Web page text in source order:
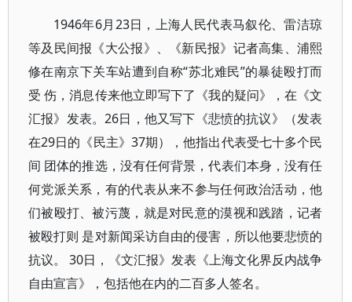
1946年6月23日，上海人民代表马叙伦、雷洁琼
等及民间报《大公报》、《新民报》记者高集、浦熙
修在南京下关车站遭到自称“苏北难民”的暴徒殴打而
受 伤，消息传来他立即写下了《我的疑问》，在《文
汇报》发表。26日，他又写下《悲愤的抗议》（发表
在29日的《民主》37期），他指出代表受七十多个民
间 团体的推选，没有任何背景，代表们本身，没有任
何党派关系，有的代表从来不参与任何政治活动，他
们被殴打、被污蔑，就是对民意的漠视和践踏，记者
被殴打则 是对新闻采访自由的侵害，所以他要悲愤的
抗议。 30日，《文汇报》发表《上海文化界反内战争
自由宣言》，包括他在内的二百多人签名。